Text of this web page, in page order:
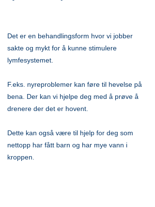
Det er en behandlingsform hvor vi jobber
sakte og mykt for å kunne stimulere
lymfesystemet.
F.eks. nyreproblemer kan føre til hevelse på
bena. Der kan vi hjelpe deg med å prøve å
drenere der det er hovent.
Dette kan også være til hjelp for deg som
nettopp har fått barn og har mye vann i
kroppen.